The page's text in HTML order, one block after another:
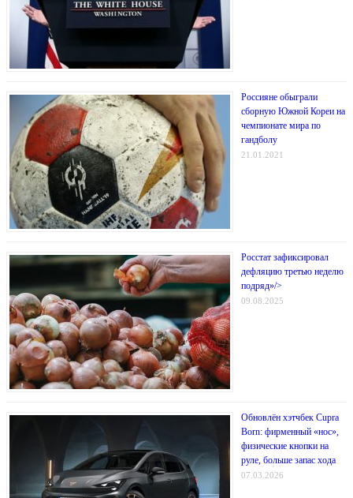
Россияне обыграли
сборную Южной Кореи на
чемпионате мира по
гандболу
21.01.2021
Росстат зафиксировал
дефляцию третью неделю
подряд»/>
09.08.2025
Обновлён хэтчбек Cupra
Born: фирменный «нос»,
физические кнопки на
руле, больше запас хода
07.03.2026